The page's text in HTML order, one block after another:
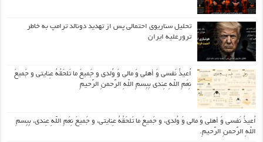
تحلیل سناریوی احتمالی پس از تهدید دونالد ترامپ به خاطر
ترورعلیه ایران
اُعیذُ نَفسی وَ أهلی وَ مالی وَ وُلدی و جَمیعَ ما تَلحَقُهُ عِنایتی و جَمیعَ
نِعَمِ اللّهِ عِندی بِبِسمِ اللّهِ الرَّحمنِ الرَّحیمِ
اُعیذُ نَفسی وَ أهلی وَ مالی وَ وُلدی، و جَمیعَ ما تَلحَقُهُ عِنایتی، و جَمیعَ نِعَمِ اللّهِ عِندی، بِبِسمِ
اللّهِ الرَّحمنِ الرَّحیمِ.